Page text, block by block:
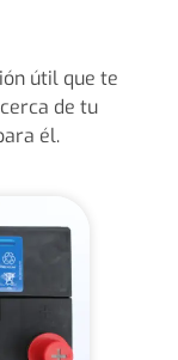
útil que te
de tu
él.